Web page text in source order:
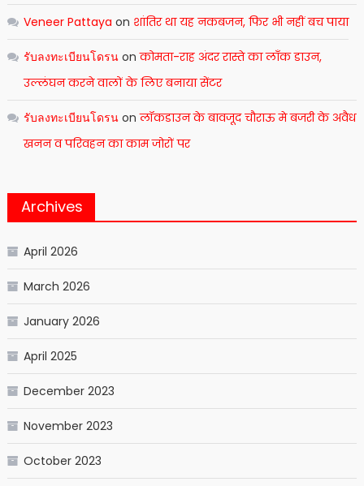
Veneer Pattaya on शांतिर था यह नकबजन, फिर भी नहीं बच पाया
รับลงทะเบียนโดรนonकोमता-राह अंदर रास्ते का लाँक डाउन,
उल्लंघन करने वालों के लिए बनाया सेंटर
รับลงทะเบียนโดรนonलॉकडाउन के बावजूद चौराऊ मे बजरी के अवैध
खनन व परिवहन का काम जोरों पर
Archives
April 2026
March 2026
January 2026
April 2025
December 2023
November 2023
October 2023